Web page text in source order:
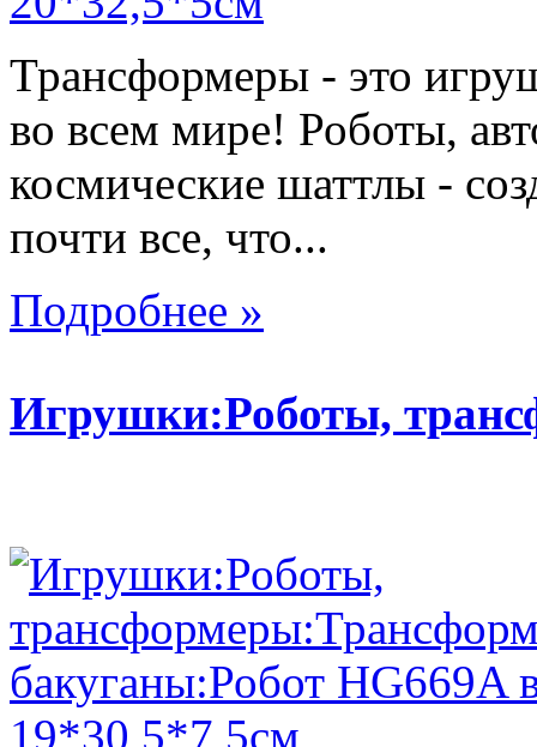
Трансформеры - это
во всем мире! Роботы,
космические шаттлы -
почти все, что...
Подробнее »
Игрушки:Роботы,